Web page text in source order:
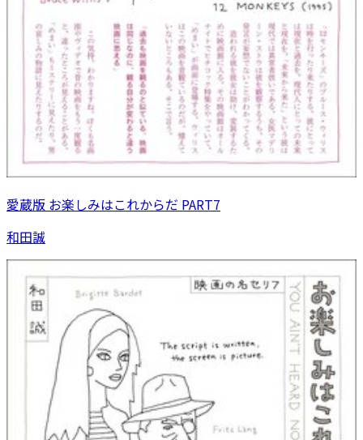
愛蔵版 お楽しみはこれからだ PART7
和田誠